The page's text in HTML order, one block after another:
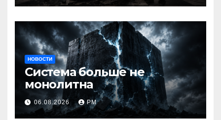
НОВОСТИ
Система больше не
монолитна
06.08.2026 РМ